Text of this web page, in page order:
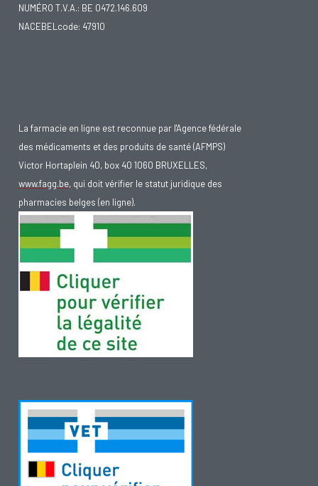
NUMÉRO T.V.A.: BE 0472.146.609
NACEBELcode: 47910
La farmacie en ligne est reconnue par l'Agence fédérale
des médicaments et des produits de santé (AFMPS)
Victor Hortaplein 40, box 40 1060 BRUXELLES,
www.fagg.be, qui doit vérifier le statut juridique des
pharmacies belges (en ligne).